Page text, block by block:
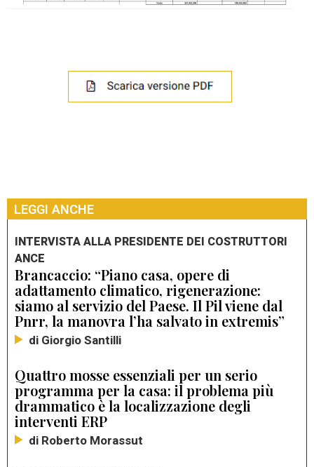
LEGGI ANCHE
INTERVISTA ALLA PRESIDENTE DEI COSTRUTTORI
ANCE
Brancaccio: “Piano casa, opere di
adattamento climatico, rigenerazione:
siamo al servizio del Paese. Il Pil viene dal
Pnrr, la manovra l’ha salvato in extremis”
di Giorgio Santilli
Quattro mosse essenziali per un serio
programma per la casa: il problema più
drammatico è la localizzazione degli
interventi ERP
di Roberto Morassut